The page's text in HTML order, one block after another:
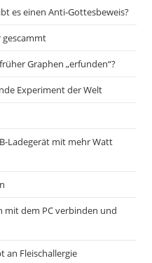
es einen Anti-Gottesbeweis?
gescammt
Graphen „erfunden“?
Experiment der Welt
Ladegerät mit mehr Watt
dem PC verbinden und
an Fleischallergie